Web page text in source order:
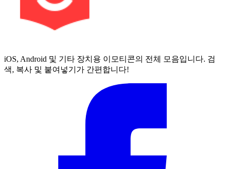
iOS, Android 및 기타 장치용 이모티콘의 전체 모음입니다. 검
색, 복사 및 붙여넣기가 간편합니다!